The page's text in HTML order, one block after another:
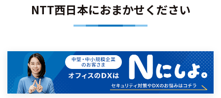
NTT西日本におまかせください